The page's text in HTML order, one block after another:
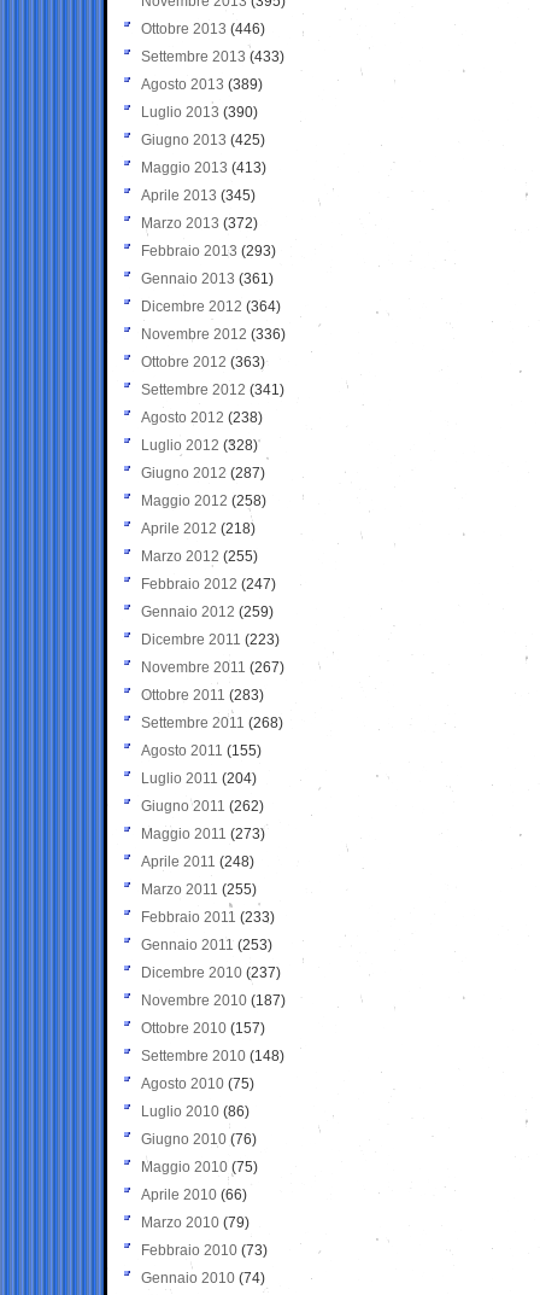
Ottobre 2013 (446)
Settembre 2013 (433)
Agosto 2013 (389)
Luglio 2013 (390)
Giugno 2013 (425)
Maggio 2013 (413)
Aprile 2013 (345)
Marzo 2013 (372)
Febbraio 2013 (293)
Gennaio 2013 (361)
Dicembre 2012 (364)
Novembre 2012 (336)
Ottobre 2012 (363)
Settembre 2012 (341)
Agosto 2012 (238)
Luglio 2012 (328)
Giugno 2012 (287)
Maggio 2012 (258)
Aprile 2012 (218)
Marzo 2012 (255)
Febbraio 2012 (247)
Gennaio 2012 (259)
Dicembre 2011 (223)
Novembre 2011 (267)
Ottobre 2011 (283)
Settembre 2011 (268)
Agosto 2011 (155)
Luglio 2011 (204)
Giugno 2011 (262)
Maggio 2011 (273)
Aprile 2011 (248)
Marzo 2011 (255)
Febbraio 2011 (233)
Gennaio 2011 (253)
Dicembre 2010 (237)
Novembre 2010 (187)
Ottobre 2010 (157)
Settembre 2010 (148)
Agosto 2010 (75)
Luglio 2010 (86)
Giugno 2010 (76)
Maggio 2010 (75)
Aprile 2010 (66)
Marzo 2010 (79)
Febbraio 2010 (73)
Gennaio 2010 (74)